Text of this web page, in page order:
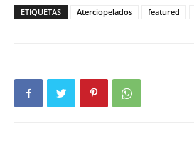
ETIQUETAS Aterciopelados featured